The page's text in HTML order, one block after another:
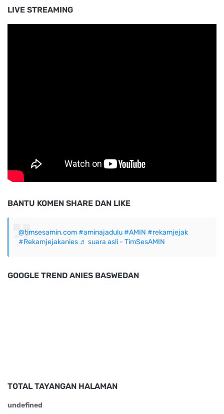
LIVE STREAMING
BANTU KOMEN SHARE DAN LIKE
@timsesamin.com#aminajadulu#AMIN #rekamjejak
#Rekamjejakanies ♬ suara asli - TimSesAMIN
GOOGLE TREND ANIES BASWEDAN
TOTAL TAYANGAN HALAMAN
undefned